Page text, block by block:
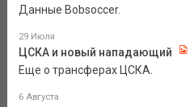
Данные Bobsoccer.
29 Июля
ЦСКА и новый нападающий
Еще о трансферах ЦСКА.
6 Августа